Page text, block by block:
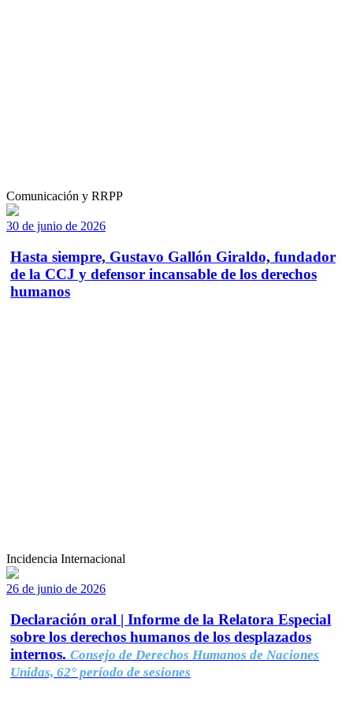
Comunicación y RRPP
30 de junio de 2026
Hasta siempre, Gustavo Gallón Giraldo, fundador
de la CCJ y defensor incansable de los derechos
humanos
Incidencia Internacional
26 de junio de 2026
Declaración oral | Informe de la Relatora Especial
sobre los derechos humanos de los desplazados
internos. Consejo de Derechos Humanos de Naciones
Unidas, 62° período de sesiones